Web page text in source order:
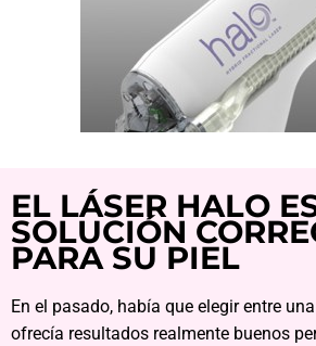
EL LÁSER HALO
SOLUCIÓN
PARA SU PIEL
En el pasado, había que elegir entre
ofrecía resultados realmente buenos